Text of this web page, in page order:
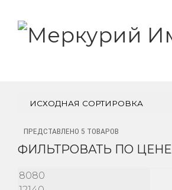
ИСХОДНАЯ СОРТИРОВКА
ПРЕДСТАВЛЕНО 5 ТОВАРОВ
ФИЛЬТРОВАТЬ ПО ЦЕНЕ
МИНИМАЛЬНАЯ
ЦЕНА